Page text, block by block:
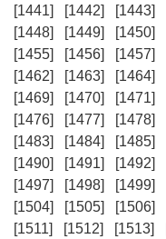
[1441]
[1442] [1443]
[1448]
[1449] [1450]
[1455]
[1456] [1457]
[1462]
[1463] [1464]
[1469]
[1470] [1471]
[1476]
[1477] [1478]
[1483]
[1484] [1485]
[1490]
[1491] [1492]
[1497]
[1498] [1499]
[1504]
[1505] [1506]
[1511]
[1512] [1513]